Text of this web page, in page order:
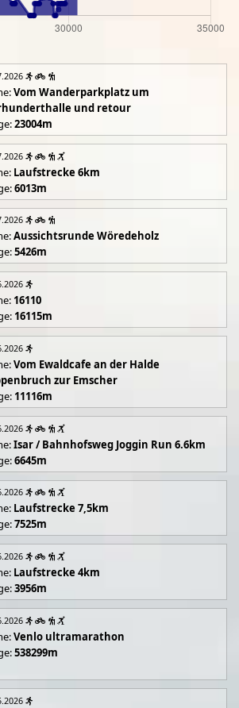
Vom Wanderparkplatz um
und retour
23004m
Laufstrecke 6km
6013m
Aussichtsrunde Wöredeholz
5426m
16110
16115m
Vom Ewaldcafe an der Halde
zur Emscher
11116m
Isar / Bahnhofsweg Joggin Run 6.6km
6645m
Laufstrecke 7,5km
7525m
Laufstrecke 4km
3956m
Venlo ultramarathon
538299m